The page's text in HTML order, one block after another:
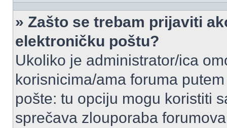
» Zašto se trebam prijaviti
elektroničku poštu?
Ukoliko je administrator/ica
korisnicima/ama foruma
pošte: tu opciju mogu koristiti
sprečava zlouporaba